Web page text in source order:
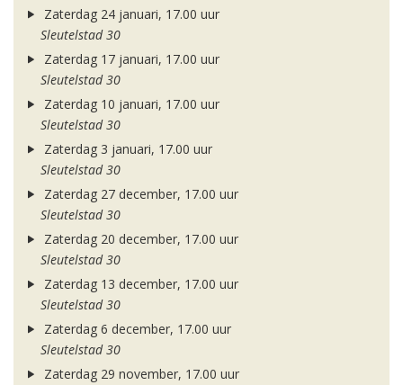
Zaterdag 24 januari, 17.00 uur
Sleutelstad 30
Zaterdag 17 januari, 17.00 uur
Sleutelstad 30
Zaterdag 10 januari, 17.00 uur
Sleutelstad 30
Zaterdag 3 januari, 17.00 uur
Sleutelstad 30
Zaterdag 27 december, 17.00 uur
Sleutelstad 30
Zaterdag 20 december, 17.00 uur
Sleutelstad 30
Zaterdag 13 december, 17.00 uur
Sleutelstad 30
Zaterdag 6 december, 17.00 uur
Sleutelstad 30
Zaterdag 29 november, 17.00 uur